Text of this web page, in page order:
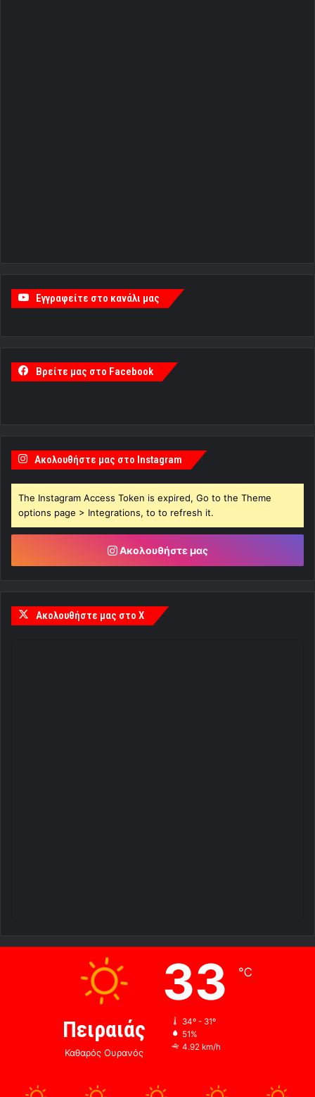
Εγγραφείτε στο κανάλι μας
Βρείτε μας στο Facebook
Ακολουθήστε μας στο Instagram
The Instagram Access Token is expired, Go to the Theme
options page > Integrations, to to refresh it.
Ακολουθήστε μας
Ακολουθήστε μας στο X
Πειραιάς
Καθαρός Ουρανός
33 ℃
34º - 31º
51%
4.92 km/h